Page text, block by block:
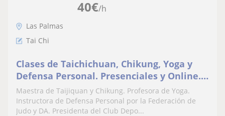
40€/h
Las Palmas
Tai Chi
Clases de Taichichuan, Chikung, Yoga y
Defensa Personal. Presenciales y Online.
Gimnasio Doksuri y/o Al aire libre y/o
Domicilio. Las Palmas de Gran Canaria
Maestra de Taijiquan y Chikung. Profesora de Yoga.
Instructora de Defensa Personal por la Federación de
Judo y DA. Presidenta del Club Depo...